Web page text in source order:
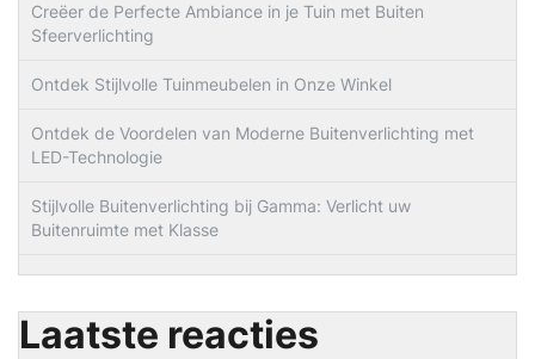
Creëer de Perfecte Ambiance in je Tuin met Buiten
Sfeerverlichting
Ontdek Stijlvolle Tuinmeubelen in Onze Winkel
Ontdek de Voordelen van Moderne Buitenverlichting met
LED-Technologie
Stijlvolle Buitenverlichting bij Gamma: Verlicht uw
Buitenruimte met Klasse
Laatste reacties